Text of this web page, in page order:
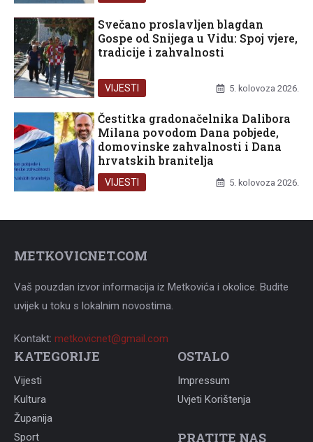
Svečano proslavljen blagdan
Gospe od Snijega u Vidu: Spoj vjere,
tradicije i zahvalnosti
VIJESTI 5. kolovoza 2026.
Čestitka gradonačelnika Dalibora
Milana povodom Dana pobjede,
domovinske zahvalnosti i Dana
hrvatskih branitelja
VIJESTI 5. kolovoza 2026.
METKOVICNET.COM
Vaš pouzdan izvor informacija iz Metkovića i okolice. Budite
uvijek u toku s lokalnim novostima.
Kontakt: metkovicnet@gmail.com
KATEGORIJE
Vijesti
Kultura
Županija
Sport
OSTALO
Impressum
Uvjeti Korištenja
PRATITE NAS